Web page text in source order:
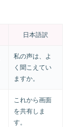
日本語訳
私の声は、よ
く聞こえてい
ますか。
これから画面
を共有しま
す。